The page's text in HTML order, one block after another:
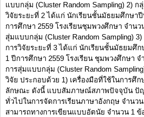
แบบกลุ่ม (Cluster Random Sampling) 2) ก
วิจัยระยะที่ 2 ได้แก่ นักเรียนชั้นมัธยมศึกษาปี
การศึกษา 2559 โรงเรียนชุมพวงศึกษา จำน
สุ่มแบบกลุ่ม (Cluster Random Sampling)
การวิจัยระยะที่ 3 ได้แก่ นักเรียนชั้นมัธยมศึก
1 ปีการศึกษา 2559 โรงเรียน ชุมพวงศึกษา
การสุ่มแบบกลุ่ม (Cluster Random
วิจัย ประกอบด้วย 1) เครื่องมือที่ใช้ในการศึ
ลักษณะ ดังนี้ แบบสัมภาษณ์สภาพปัจจุบัน ปั
ทั่วไปในการจัดการเรียนภาษาอังกฤษ จำนว
สามารถทางการเขียนแบบอัตนัย จำนวน 1 ข้